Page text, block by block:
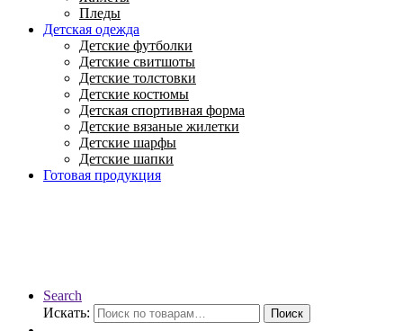
Пледы
Детская одежда
Детские футболки
Детские свитшоты
Детские толстовки
Детские костюмы
Детская спортивная форма
Детские вязаные жилетки
Детские шарфы
Детские шапки
Готовая продукция
Search
Искать:
Поиск